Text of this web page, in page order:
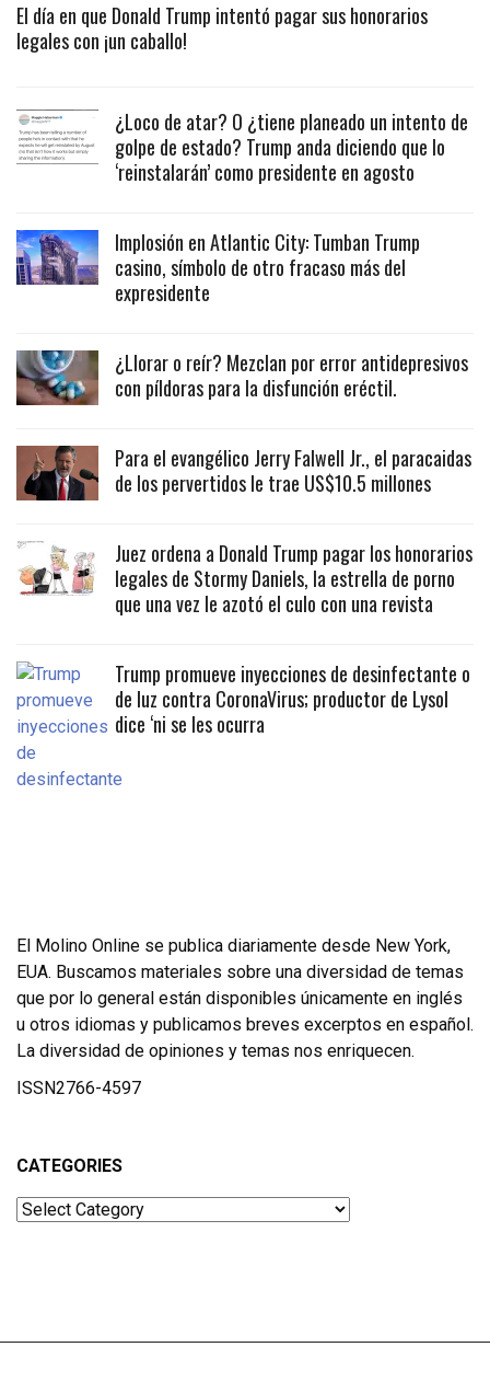
El día en que Donald Trump intentó pagar sus honorarios
legales con ¡un caballo!
¿Loco de atar? O ¿tiene planeado un intento de
golpe de estado? Trump anda diciendo que lo
‘reinstalarán’ como presidente en agosto
Implosión en Atlantic City: Tumban Trump
casino, símbolo de otro fracaso más del
expresidente
¿Llorar o reír? Mezclan por error antidepresivos
con píldoras para la disfunción eréctil.
Para el evangélico Jerry Falwell Jr., el paracaidas
de los pervertidos le trae US$10.5 millones
Juez ordena a Donald Trump pagar los honorarios
legales de Stormy Daniels, la estrella de porno
que una vez le azotó el culo con una revista
Trump promueve inyecciones de desinfectante o
de luz contra CoronaVirus; productor de Lysol
dice ‘ni se les ocurra
El Molino Online se publica diariamente desde New York,
EUA. Buscamos materiales sobre una diversidad de temas
que por lo general están disponibles únicamente en inglés
u otros idiomas y publicamos breves excerptos en español.
La diversidad de opiniones y temas nos enriquecen.
ISSN2766-4597
CATEGORIES
Categories